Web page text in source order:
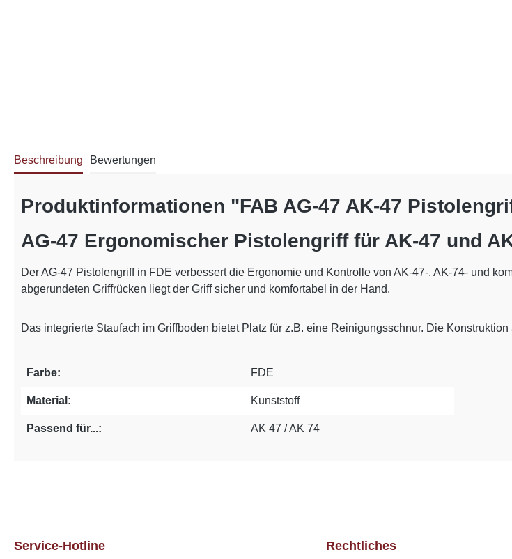
Beschreibung Bewertungen
Produktinformationen "FAB AG-47 AK-47
AG-47 Ergonomischer Pistolengriff für AK-47 und
Der AG-47 Pistolengriff in FDE verbessert die Ergonomie und Kontrolle von AK-47-, AK-74- und
abgerundeten Griffrücken liegt der Griff sicher und komfortabel in der Hand.
Das integrierte Staufach im Griffboden bietet Platz für z.B. eine Reinigungsschnur. Die
Farbe: FDE
Material: Kunststoff
Passend für...: AK 47 / AK 74
Service-Hotline Rechtliches